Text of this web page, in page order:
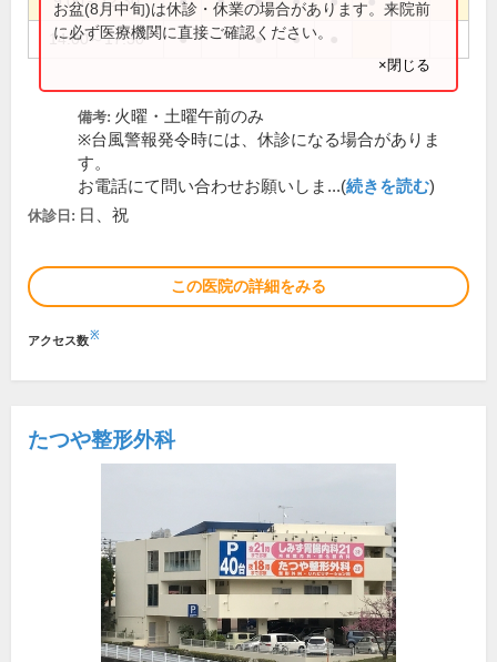
14:00～17:30 ● ● ●
お盆(8月中旬)は休診・休業の場合があります。来院前
に必ず医療機関に直接ご確認ください。
×閉じる
備考: 火曜・土曜午前のみ
※台風警報発令時には、休診になる場合がありま
す。
お電話にて問い合わせお願いしま...(続きを読む)
休診日: 日、祝
この医院の詳細をみる
アクセス数※
たつや整形外科